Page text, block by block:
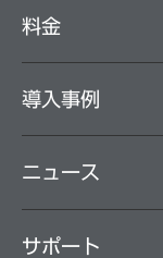
料⾦
導⼊事例
ニュース
サポート